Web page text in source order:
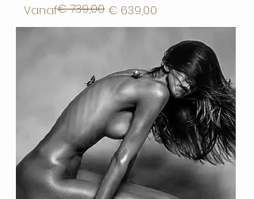
Vanaf
Normale prijs
€ 739,00 € 639,00
Verkoopprijs